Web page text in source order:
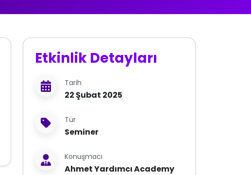
Etkinlik Detayları
Tarih
22 Şubat 2025
Tür
Seminer
Konuşmacı
Ahmet Yardımcı Academy